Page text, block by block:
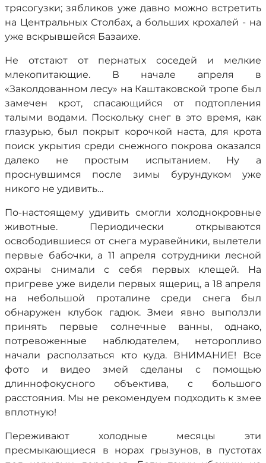
трясогузки; зябликов уже давно можно встретить
на Центральных Столбах, а больших крохалей - на
уже вскрывшейся Базаихе.
Не отстают от пернатых соседей и мелкие
млекопитающие. В начале апреля в
«Заколдованном лесу» на Каштаковской тропе был
замечен крот, спасающийся от подтопления
талыми водами. Поскольку снег в это время, как
глазурью, был покрыт корочкой наста, для крота
поиск укрытия среди снежного покрова оказался
далеко не простым испытанием. Ну а
проснувшимся после зимы бурундуком уже
никого не удивить…
По-настоящему удивить смогли холоднокровные
животные. Периодически открываются
освободившиеся от снега муравейники, вылетели
первые бабочки, а 11 апреля сотрудники лесной
охраны снимали с себя первых клещей. На
пригреве уже видели первых ящериц, а 18 апреля
на небольшой проталине среди снега был
обнаружен клубок гадюк. Змеи явно выползли
принять первые солнечные ванны, однако,
потревоженные наблюдателем, неторопливо
начали расползаться кто куда. ВНИМАНИЕ! Все
фото и видео змей сделаны с помощью
длиннофокусного объектива, с большого
расстояния. Мы не рекомендуем подходить к змее
вплотную!
Переживают холодные месяцы эти
пресмыкающиеся в норах грызунов, в пустотах